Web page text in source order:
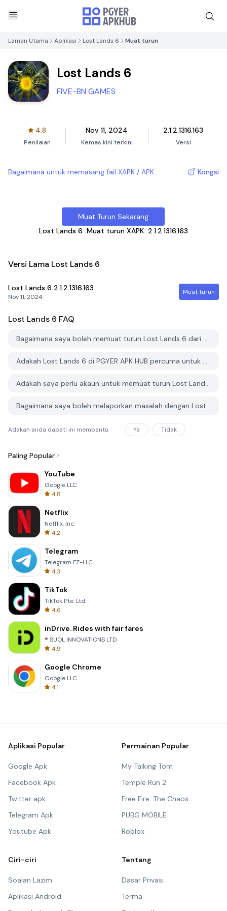
Laman Utama Aplikasi Lost Lands 6 Muat turun
Lost Lands 6
FIVE-BN GAMES
4.8
Penilaian
Nov 11, 2024
Kemas kini terkini
2.1.2.1316.163
Versi
Bagaimana untuk memasang fail XAPK / APK Kongsi
Muat Turun Sekarang
Lost Lands 6 Muat turun XAPK 2.1.2.1316.163
Versi Lama Lost Lands 6
Lost Lands 6 2.1.2.1316.163
Nov 11, 2024
Muat turun
Lost Lands 6 FAQ
Bagaimana saya boleh memuat turun Lost Lands 6 dari PGYER APK HUB?
Adakah Lost Lands 6 di PGYER APK HUB percuma untuk dimuat turun?
Adakah saya perlu akaun untuk memuat turun Lost Lands 6 dari PGYER APK HUB?
Bagaimana saya boleh melaporkan masalah dengan Lost Lands 6 di PGYER APK HUB?
Adakah anda dapati ini membantu Ya Tidak
Paling Popular
YouTube
Google LLC
4.8
Netflix
Netflix, Inc.
4.2
Telegram
Telegram FZ-LLC
4.3
TikTok
TikTok Pte. Ltd.
4.6
inDrive. Rides with fair fares
® SUOL INNOVATIONS LTD
4.9
Google Chrome
Google LLC
4.1
Aplikasi Popular
Google Apk
Facebook Apk
Twitter apk
Telegram Apk
Youtube Apk
Permainan Popular
My Talking Tom
Temple Run 2
Free Fire: The Chaos
PUBG MOBILE
Roblox
Ciri-ciri
Soalan Lazim
Aplikasi Android
Tentang
Dasar Privasi
Terma